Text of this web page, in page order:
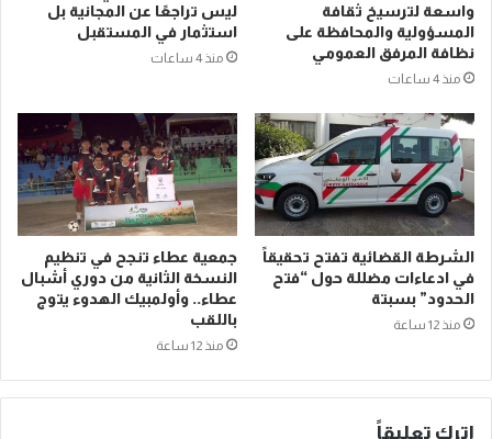
واسعة لترسيخ ثقافة
المسؤولية والمحافظة على
نظافة المرفق العمومي
منذ 4 ساعات
ليس تراجعًا عن المجانية بل
استثمار في المستقبل
منذ 4 ساعات
الشرطة القضائية تفتح تحقيقاً
في ادعاءات مضللة حول “فتح
الحدود” بسبتة
منذ 12 ساعة
جمعية عطاء تنجح في تنظيم
النسخة الثانية من دوري أشبال
عطاء.. وأولمبيك الهدوء يتوج
باللقب
منذ 12 ساعة
اترك تعليقاً